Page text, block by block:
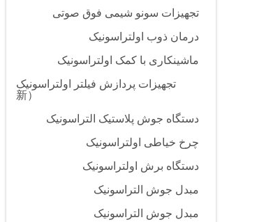
تجهیزات سونو شیمی فوق صوتی
درمان ذوب اولتراسونیک
ماشینکاری با کمک اولتراسونیک
تجهیزات پردازش فیلتر اولتراسونیک
（新
دستگاه جوش پلاستیک التراسونیک
چرخ خیاطی اولتراسونیک
دستگاه برش اولتراسونیک
مبدل جوش التراسونیک
مبدل جوش التراسونیک